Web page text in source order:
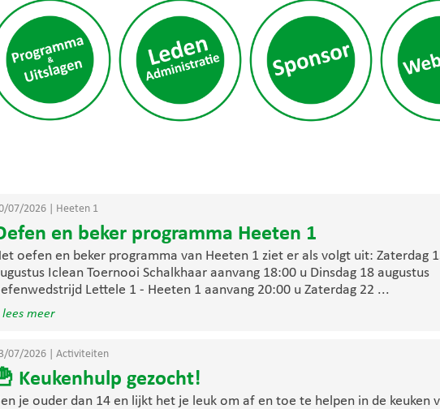
07/2026| Heeten 1
en beker programma Heeten 1
oefen en beker programma van Heeten 1 ziet er als volgt uit: Zaterdag
Iclean Toernooi Schalkhaar aanvang 18:00 u Dinsdag 18 augustus
Lettele 1 - Heeten 1 aanvang 20:00 u Zaterdag 22 ...
lees meer
07/2026| Activiteiten
Keukenhulp gezocht!
je ouder dan 14 en lijkt het je leuk om af en toe te helpen in de keuken